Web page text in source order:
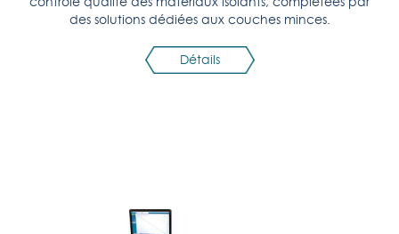
des solutions dédiées aux couches minces.
Détails